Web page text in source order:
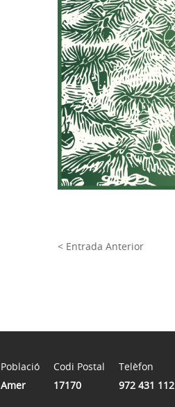
< Entrada Anterior
Població
Amer
Codi Postal
17170
Telèfon
972 431 112